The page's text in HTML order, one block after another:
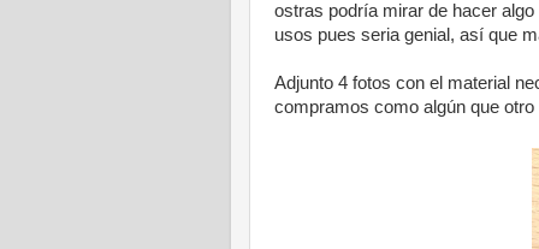
ostras podría mirar de hacer
usos pues seria genial, así que
Adjunto 4 fotos con el material
compramos como algún que